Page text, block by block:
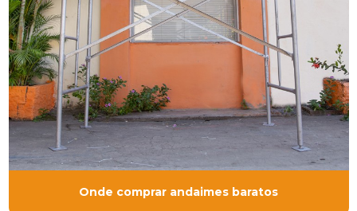
Onde comprar andaimes baratos